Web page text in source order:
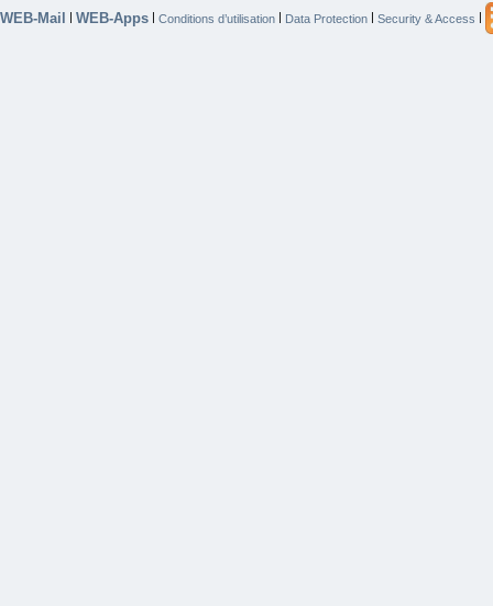
WEB-Mail | WEB-Apps | Conditions d’utilisation | Data Protection | Security & Access |